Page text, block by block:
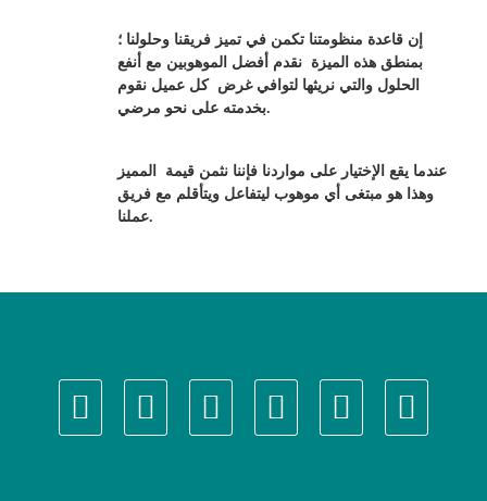
إن قاعدة منظومتنا تكمن في تميز فريقنا وحلولنا ؛
بمنطق هذه الميزة نقدم أفضل الموهوبين مع أنفع
الحلول والتي نريثها لتوافي غرض كل عميل نقوم
بخدمته على نحو مرضي.
عندما يقع الإختيار على مواردنا فإننا نثمن قيمة المميز
وهذا هو مبتغى أي موهوب ليتفاعل ويتأقلم مع فريق
عملنا.